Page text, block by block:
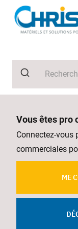
Vous êtes pro
Connectez-vous
commerciales
ME